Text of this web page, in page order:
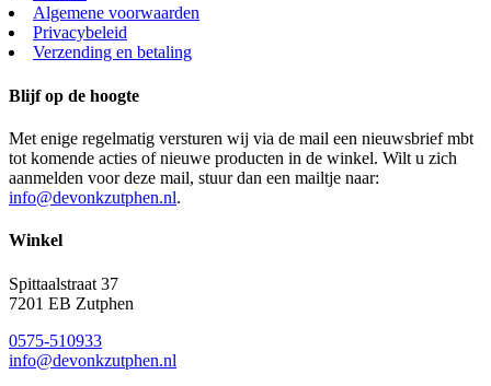
Algemene voorwaarden
Privacybeleid
Verzending en betaling
Blijf op de hoogte
Met enige regelmatig versturen wij via de mail een nieuwsbrief mbt
tot komende acties of nieuwe producten in de winkel. Wilt u zich
aanmelden voor deze mail, stuur dan een mailtje naar:
info@devonkzutphen.nl.
Winkel
Spittaalstraat 37
7201 EB Zutphen
0575-510933
info@devonkzutphen.nl